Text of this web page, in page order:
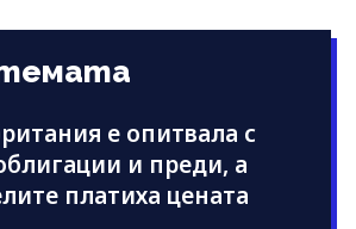
е опитвала с
и преди, а
платиха цената